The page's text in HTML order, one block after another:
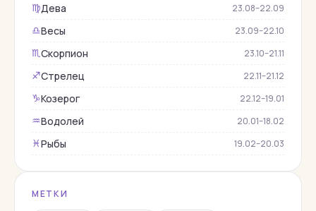
Змеевик
Изумруд
Кварц
Коралл
Корунд
Кошачий глаз
Лабрадор
Лунный камень
♍︎Дева 23.08–22.09
♎︎Весы 23.09–22.10
♏︎Скорпион 23.10–21.11
♐︎Стрелец 22.11–21.12
♑︎Козерог 22.12–19.01
♒︎Водолей 20.01–18.02
♓︎Рыбы 19.02–20.03
МЕТКИ